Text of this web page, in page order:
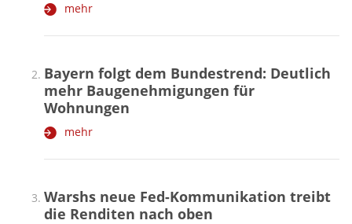
mehr
Bayern folgt dem Bundestrend: Deutlich
mehr Baugenehmigungen für
Wohnungen
mehr
Warshs neue Fed-Kommunikation treibt
die Renditen nach oben